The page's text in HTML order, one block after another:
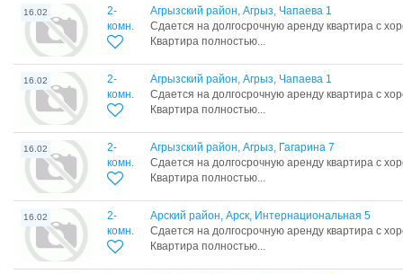
16.02
2-
комн.
Агрызский район, Агрыз, Чапаева 1
Сдается на долгосрочную аренду квартира с
Квартира полностью...
16.02
2-
комн.
Агрызский район, Агрыз, Чапаева 1
Сдается на долгосрочную аренду квартира с
Квартира полностью...
16.02
2-
комн.
Агрызский район, Агрыз, Гагарина 7
Сдается на долгосрочную аренду квартира с
Квартира полностью...
16.02
2-
комн.
Арский район, Арск, Интернациональная 5
Сдается на долгосрочную аренду квартира с
Квартира полностью...